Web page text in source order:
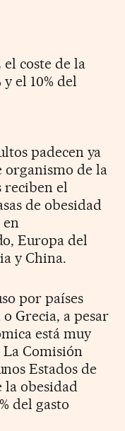
el coste de la
el 10% del
padecen ya
organismo de la
reciben el
de obesidad
Europa del
y China.
por países
Grecia, a pesar
está muy
La Comisión
Estados de
la obesidad
del gasto